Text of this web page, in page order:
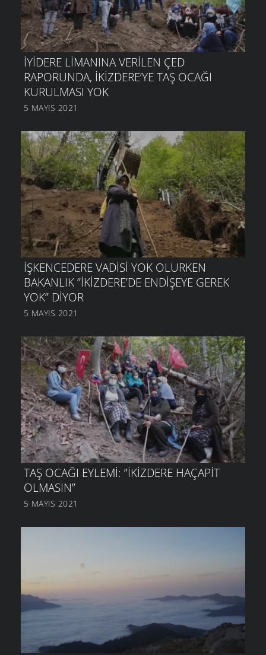
İYIDERE LIMANINA VERILEN ÇED
RAPORUNDA, İKIZDERE’YE TAŞ OCAĞI
KURULMASI YOK
5 MAYIS 2021
İŞKENCEDERE VADISI YOK OLURKEN
BAKANLIK ”İKIZDERE’DE ENDIŞEYE GEREK
YOK” DIYOR
5 MAYIS 2021
TAŞ OCAĞI EYLEMI: ”İKIZDERE HAÇAPIT
OLMASIN”
5 MAYIS 2021